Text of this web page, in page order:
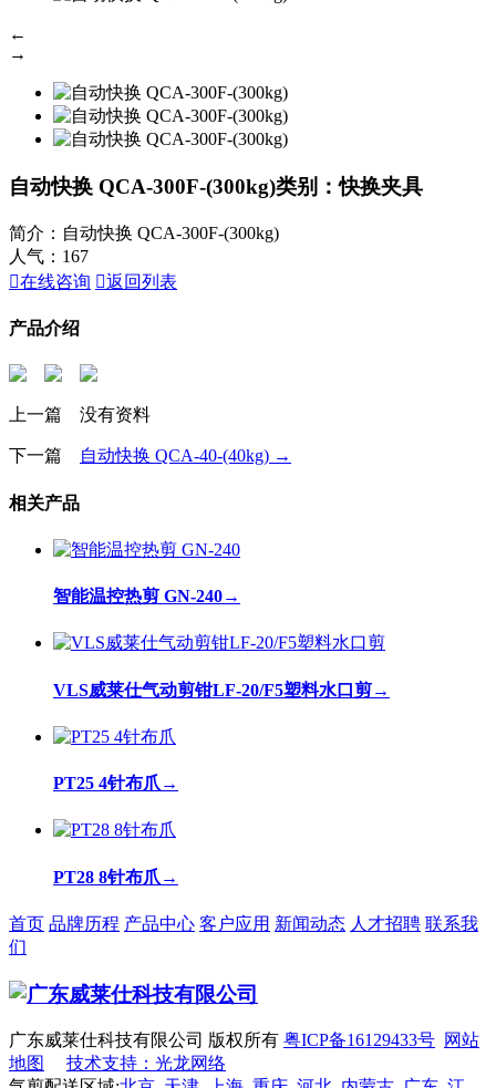
←
→
自动快换 QCA-300F-(300kg)类别：快换夹具
简介：自动快换 QCA-300F-(300kg)
人气： 167
在线咨询 返回列表
产品介绍
上一篇 没有资料
下一篇 自动快换 QCA-40-(40kg) →
相关产品
智能温控热剪 GN-240→
VLS威莱仕气动剪钳LF-20/F5塑料水口剪→
PT25 4针布爪 →
PT28 8针布爪 →
首页 品牌历程 产品中心 客户应用 新闻动态 人才招聘 联系我
们
广东威莱仕科技有限公司 版权所有 粤ICP备16129433号 网站
地图
技术支持：光龙网络